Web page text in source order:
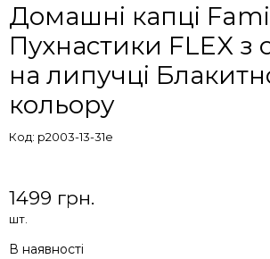
Домашні капці
Пухнастики FLEX
на липучці
кольору
Код: p2003-13-31e
1499 грн.
шт.
В наявності